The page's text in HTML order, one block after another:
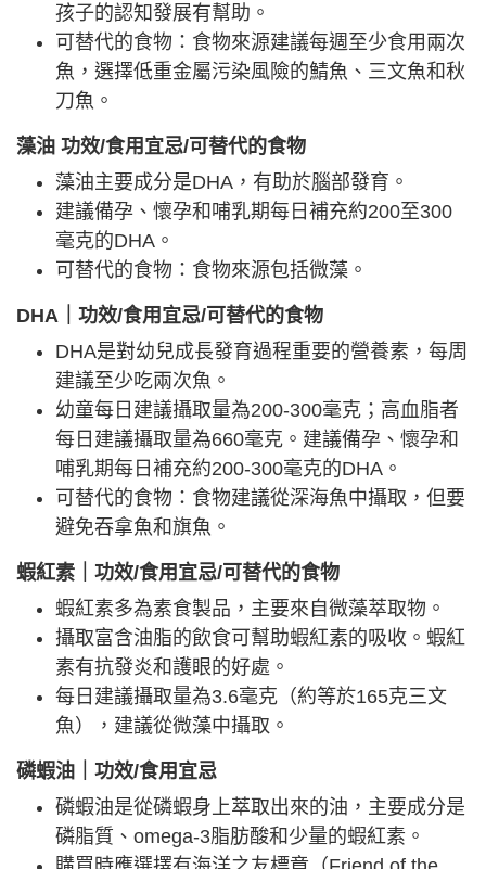
孩子的認知發展有幫助。
可替代的食物：食物來源建議每週至少食用兩次
魚，選擇低重金屬污染風險的鯖魚、三文魚和秋
刀魚。
藻油 功效/食用宜忌/可替代的食物
藻油主要成分是DHA，有助於腦部發育。
建議備孕、懷孕和哺乳期每日補充約200至300
毫克的DHA。
可替代的食物：食物來源包括微藻。
DHA｜功效/食用宜忌/可替代的食物
DHA是對幼兒成長發育過程重要的營養素，每周
建議至少吃兩次魚。
幼童每日建議攝取量為200-300毫克；高血脂者
每日建議攝取量為660毫克。建議備孕、懷孕和
哺乳期每日補充約200-300毫克的DHA。
可替代的食物：食物建議從深海魚中攝取，但要
避免吞拿魚和旗魚。
蝦紅素｜功效/食用宜忌/可替代的食物
蝦紅素多為素食製品，主要來自微藻萃取物。
攝取富含油脂的飲食可幫助蝦紅素的吸收。蝦紅
素有抗發炎和護眼的好處。
每日建議攝取量為3.6毫克（約等於165克三文
魚），建議從微藻中攝取。
磷蝦油｜功效/食用宜忌
磷蝦油是從磷蝦身上萃取出來的油，主要成分是
磷脂質、omega-3脂肪酸和少量的蝦紅素。